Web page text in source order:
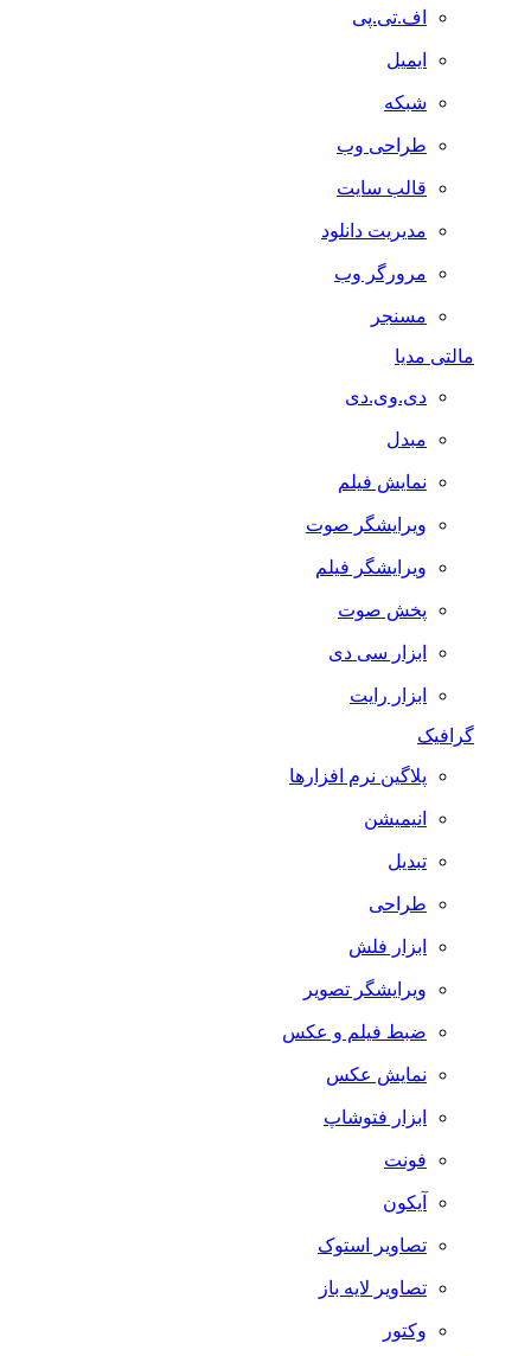
اف.تی.پی
ایمیل
شبکه
طراحی وب
قالب سایت
مدیریت دانلود
مرورگر وب
مسنجر
مالتی مدیا
دی.وی.دی
مبدل
نمایش فیلم
ویرایشگر صوت
ویرایشگر فیلم
پخش صوت
ابزار سی دی
ابزار رایت
گرافیک
پلاگین نرم افزارها
انیمیشن
تبدیل
طراحی
ابزار فلش
ویرایشگر تصویر
ضبط فيلم و عكس
نمایش عکس
ابزار فتوشاپ
فونت
آیکون
تصاویر استوک
تصاویر لایه باز
وکتور